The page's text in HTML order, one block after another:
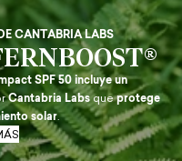
CANTABRIA LABS
SPF 50 incluye un
Cantabria Labsqueprotege
solar.